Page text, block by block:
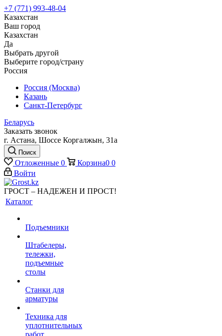
+7 (771) 993-48-04
Казахстан
Ваш город
Казахстан
Да
Выбрать другой
Выберите город/страну
Россия
Россия (Москва)
Казань
Санкт-Петербург
Беларусь
Заказать звонок
г. Астана, Шоссе Коргалжын, 31а
Поиск
Отложенные 0 Корзина0 0
Войти
ГРОСТ – НАДЕЖЕН И ПРОСТ!
Каталог
Подъемники
Штабелеры,
тележки,
подъемные
столы
Станки для
арматуры
Техника для
уплотнительных
работ